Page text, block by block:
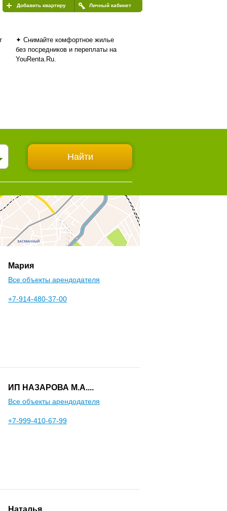
Личный кабинет
Добавить квартиру
✦ Снимайте комфортное жилье
без посредников и переплаты на
YouRenta.Ru.
Мария
Все объекты арендодателя
+7-914-480-37-00
ИП НАЗАРОВА М.А....
Все объекты арендодателя
+7-999-410-67-99